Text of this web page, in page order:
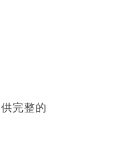
完整的